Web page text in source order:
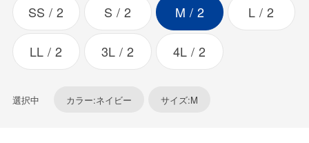
SS 2 S 2 M 2 L 2
LL 2 3L 2 4L 2
選択中 カラー:ネイビー サイズ:M